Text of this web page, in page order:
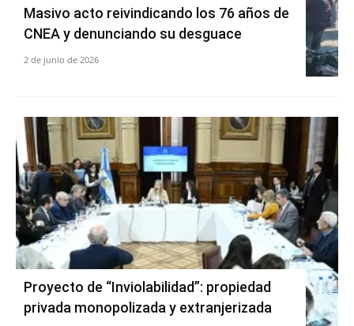
Masivo acto reivindicando los 76 años de
CNEA y denunciando su desguace
2 de junio de 2026
Proyecto de “Inviolabilidad”: propiedad
privada monopolizada y extranjerizada